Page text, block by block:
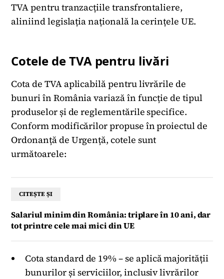
TVA pentru tranzacțiile transfrontaliere,
aliniind legislația națională la cerințele UE.
Cotele de TVA pentru livări
Cota de TVA aplicabilă pentru livrările de
bunuri în România variază în funcție de tipul
produselor și de reglementările specifice.
Conform modificărilor propuse în proiectul de
Ordonanță de Urgență, cotele sunt
următoarele:
CITEȘTE ȘI
Salariul minim din România: triplare în 10 ani, dar
tot printre cele mai mici din UE
Cota standard de 19% – se aplică majorității
bunurilor și serviciilor, inclusiv livrărilor